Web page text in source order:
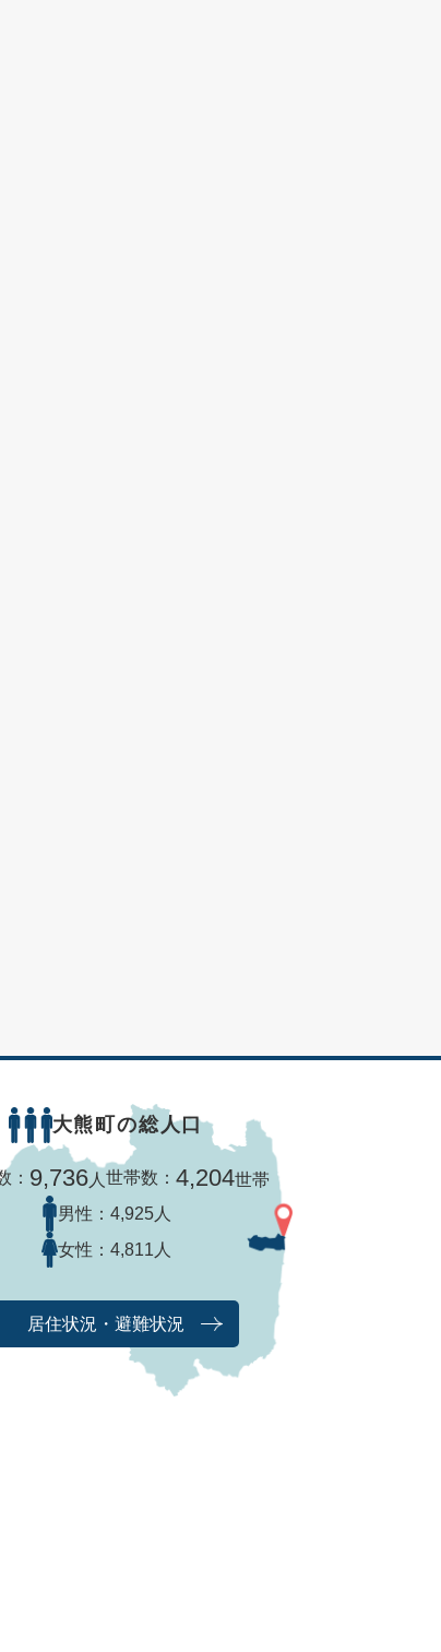
大熊町の総人口
： 9,736 人 世帯数： 4,204世帯
男性： 4,925人
女性： 4,811人
居住状況・避難状況